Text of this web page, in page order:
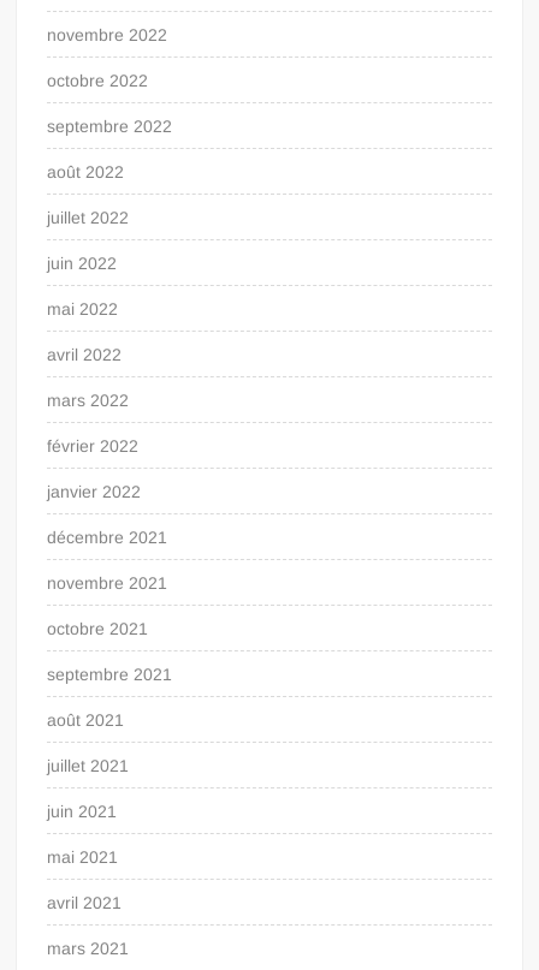
novembre 2022
octobre 2022
septembre 2022
août 2022
juillet 2022
juin 2022
mai 2022
avril 2022
mars 2022
février 2022
janvier 2022
décembre 2021
novembre 2021
octobre 2021
septembre 2021
août 2021
juillet 2021
juin 2021
mai 2021
avril 2021
mars 2021